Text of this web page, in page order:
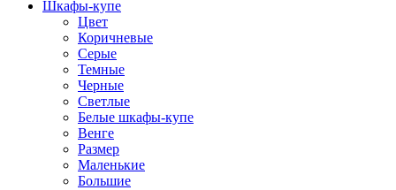
Шкафы-купе
Цвет
Коричневые
Серые
Темные
Черные
Светлые
Белые шкафы-купе
Венге
Размер
Маленькие
Большие